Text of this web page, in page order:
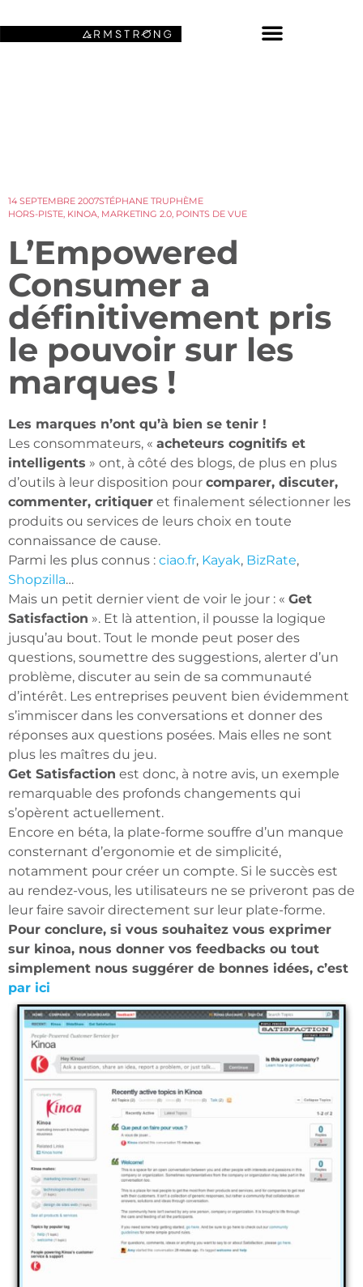
14 SEPTEMBRE 2007STÉPHANE TRUPHÈME
HORS-PISTE, KINOA, MARKETING 2.0, POINTS DE VUE
L’Empowered
Consumer a
définitivement pris
le pouvoir sur les
marques !
Les marques n’ont qu’à bien se tenir !
Les consommateurs, « acheteurs cognitifs et
intelligents » ont, à côté des blogs, de plus en plus
d’outils à leur disposition pour comparer, discuter,
commenter, critiquer et finalement sélectionner les
produits ou services de leurs choix en toute
connaissance de cause.
Parmi les plus connus : ciao.fr, Kayak, BizRate,
Shopzilla…
Mais un petit dernier vient de voir le jour : « Get
Satisfaction ». Et là attention, il pousse la logique
jusqu’au bout. Tout le monde peut poser des
questions, soumettre des suggestions, alerter d’un
problème, discuter au sein de sa communauté
d’intérêt. Les entreprises peuvent bien évidemment
s’immiscer dans les conversations et donner des
réponses aux questions posées. Mais elles ne sont
plus les maîtres du jeu.
Get Satisfaction est donc, à notre avis, un exemple
remarquable des profonds changements qui
s’opèrent actuellement.
Encore en béta, la plate-forme souffre d’un manque
consternant d’ergonomie et de simplicité,
notamment pour créer un compte. Si le succès est
au rendez-vous, les utilisateurs ne se priveront pas de
leur faire savoir directement sur leur plate-forme.
Pour conclure, si vous souhaitez vous exprimer
sur kinoa, nous donner vos feedbacks ou tout
simplement nous suggérer de bonnes idées, c’est
par ici